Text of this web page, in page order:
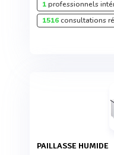
1professionnels
1516consultations
PAILLASSE HUMIDE